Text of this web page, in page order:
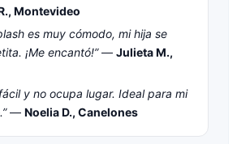
Montevideo
es muy cómodo, mi hija se
¡Me encantó!”— Julieta M.,
y no ocupa lugar. Ideal para mi
— Noelia D., Canelones